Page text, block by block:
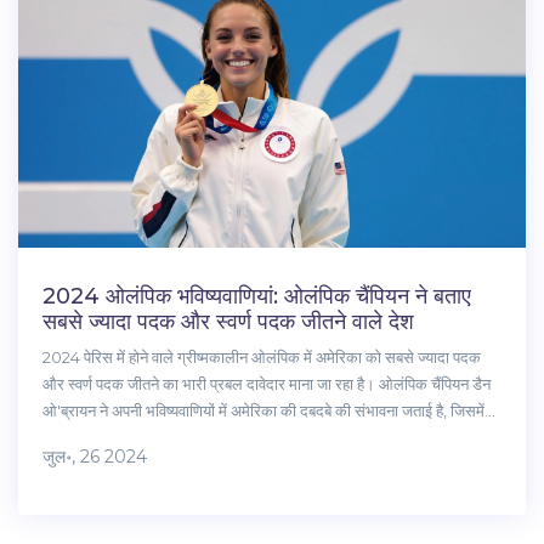
2024 ओलंपिक भविष्यवाणियां: ओलंपिक चैंपियन ने बताए
सबसे ज्यादा पदक और स्वर्ण पदक जीतने वाले देश
2024 पेरिस में होने वाले ग्रीष्मकालीन ओलंपिक में अमेरिका को सबसे ज्यादा पदक
और स्वर्ण पदक जीतने का भारी प्रबल दावेदार माना जा रहा है। ओलंपिक चैंपियन डैन
ओ'ब्रायन ने अपनी भविष्यवाणियों में अमेरिका की दबदबे की संभावना जताई है, जिसमें
जुल॰, 26 2024